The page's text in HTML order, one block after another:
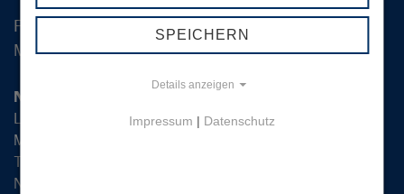
SPEICHERN
Details anzeigen
Impressum | Datenschutz
Fon +49 40 2270 19-83
Mailinfo@hamburg-logistik.net
Netzwerk
LIHH
Mitglieder
Themen
News